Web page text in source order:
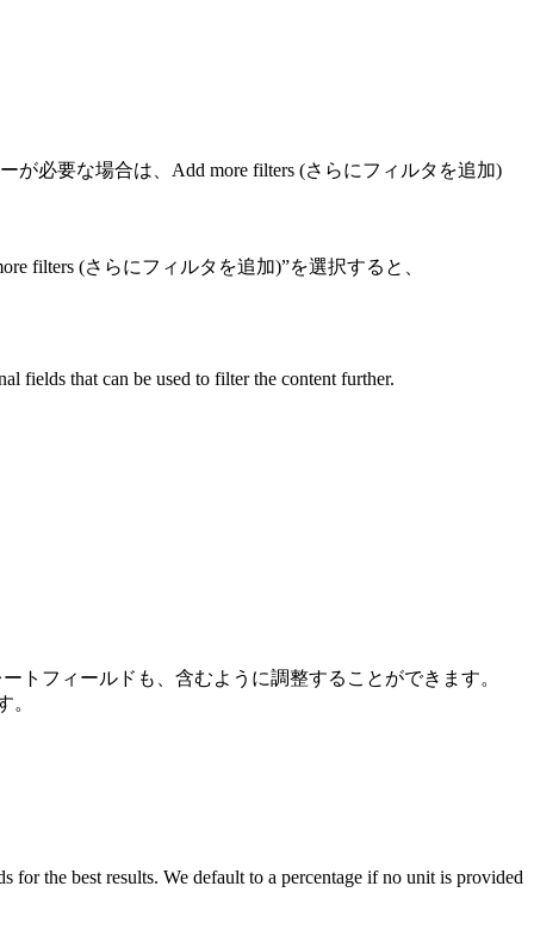
必要な場合は、Add more filters (さらにフィルタを追加)
filters (さらにフィルタを追加)”を選択すると、
fields that can be used to filter the content further.
トフィールドも、含むように調整することができます。
。
the best results. We default to a percentage if no unit is provided